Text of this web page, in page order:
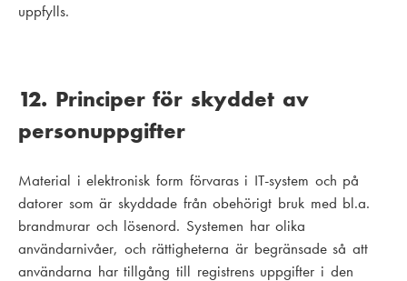
uppfylls.
12. Principer för skyddet av
personuppgifter
Material i elektronisk form förvaras i IT-system och på
datorer som är skyddade från obehörigt bruk med bl.a.
brandmurar och lösenord. Systemen har olika
användarnivåer, och rättigheterna är begränsade så att
användarna har tillgång till registrens uppgifter i den